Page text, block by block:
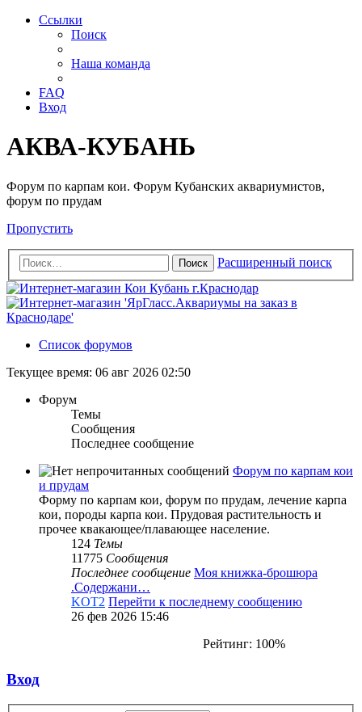
Ссылки
Поиск
Наша команда
FAQ
Вход
АКВА-КУБАНЬ
Форум по карпам кои. Форум Кубанских аквариумистов,
форум по прудам
Пропустить
Поиск Расширенный поиск
Список форумов
Текущее время: 06 авг 2026 02:50
Форум
Темы
Сообщения
Последнее сообщение
Форум по карпам кои
и прудам
Форму по карпам кои, форум по прудам, лечение карпа
кои, породы карпа кои. Прудовая растительность и
прочее квакающее/плавающее население.
124 Темы
11775 Сообщения
Последнее сообщение Моя книжка-брошюра
.Содержани…
KOT2 Перейти к последнему сообщению
26 фев 2026 15:46
Рейтинг: 100%
Вход